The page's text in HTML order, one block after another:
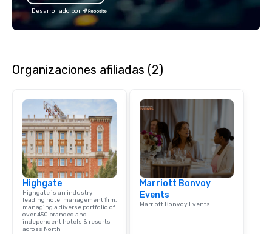
Desarrollado por
Organizaciones afiliadas (2)
Highgate
Highgate is an industry-
leading hotel management firm,
managing a diverse portfolio of
over 450 branded and
independent hotels & resorts
across North
Marriott Bonvoy
Events
Marriott Bonvoy Events